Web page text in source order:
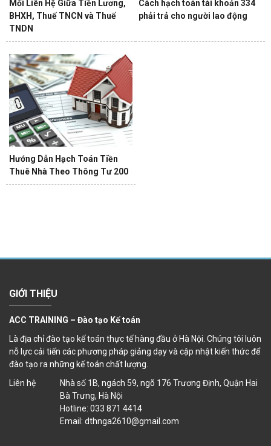
Mối Liên Hệ Giữa Tiền Lương,
BHXH, Thuế TNCN và Thuế
TNDN
Cách hạch toán tài khoản 334
phải trả cho người lao động
Hướng Dẫn Hạch Toán Tiền
Thuê Nhà Theo Thông Tư 200
GIỚI THIỆU
ACC TRAINING – Đào tạo Kế toán
Là địa chỉ đào tạo kế toán thực tế hàng đầu ở Hà Nội. Chúng tôi luôn
nỗ lực cải tiến các phương pháp giảng dạy và cập nhật kiến thức để
đào tạo ra những kế toán chất lượng.
Liên hệ
Nhà số 1B, ngách 59, ngõ 176 Trương Định, Quận Hai
Bà Trưng, Hà Nội
Hotline: 033 871 4414
Email: dthnga2610@gmail.com